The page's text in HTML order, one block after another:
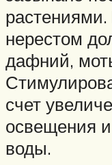
нерестом
дафний,
счет
освещения
воды.